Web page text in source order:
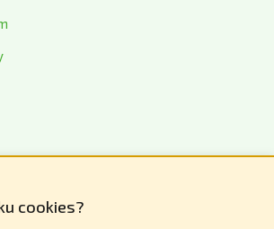
cookies?